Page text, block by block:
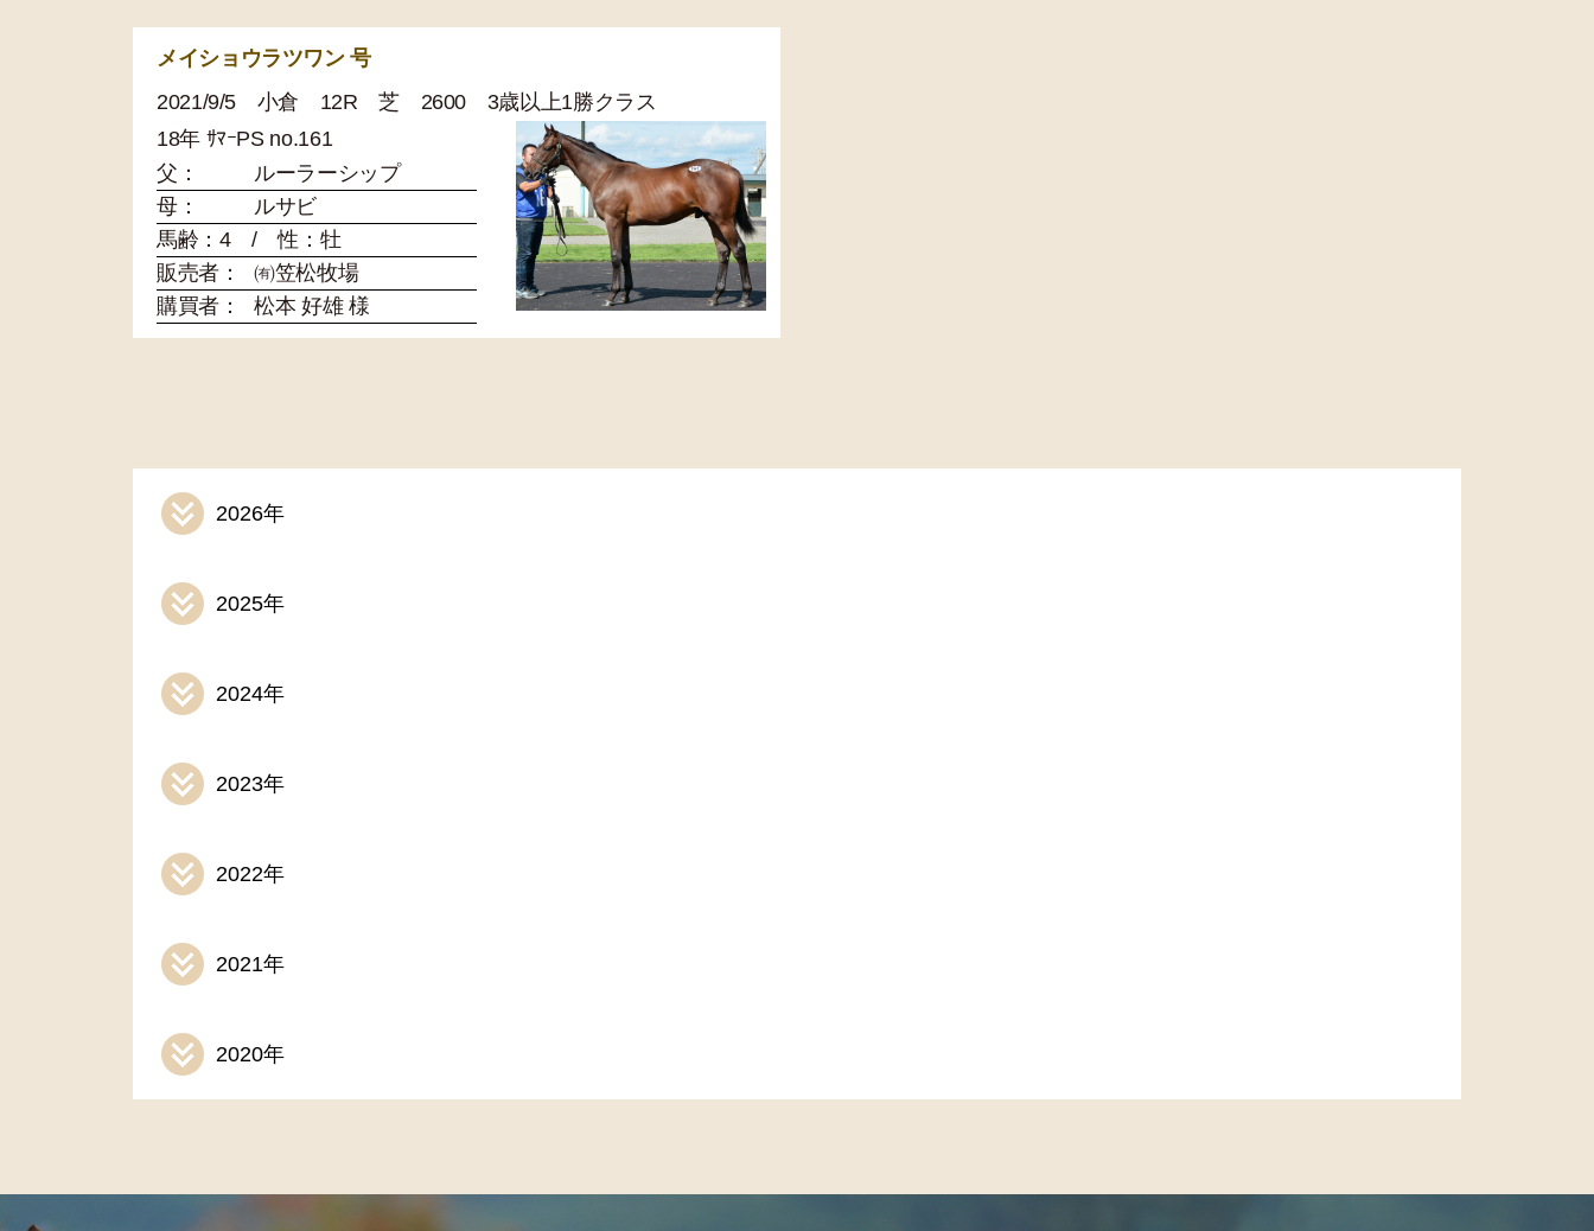
メイショウラツワン 号
2021/9/5 小倉 12R 芝 2600 3歳以上1勝クラス
18年 ｻﾏｰPS no.161
父：
ルーラーシップ
母：
ルサビ
馬齢：4 / 性：牡
販売者：
㈲笠松牧場
購買者：
松本 好雄 様
2026年
2025年
2024年
2023年
2022年
2021年
2020年